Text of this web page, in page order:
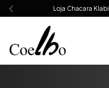
Loja Chacara